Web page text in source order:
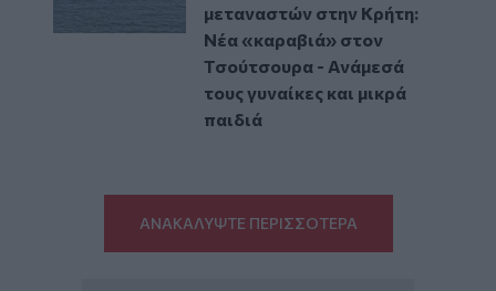
μεταναστών στην Κρήτη:
Νέα «καραβιά» στον
Τσούτσουρα - Ανάμεσά
τους γυναίκες και μικρά
παιδιά
ΑΝΑΚΑΛΥΨΤΕ ΠΕΡΙΣΣΟΤΕΡΑ